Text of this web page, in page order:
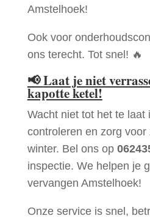
Amstelhoek!
Ook voor
ons terecht. Tot snel! 🔥
📢Laat je niet
kapotte ketel!
Wacht niet tot het te laat
controleren en zorg
winter. Bel ons op
inspectie. We helpen je
vervangen Amstelhoek!
Onze service is snel,